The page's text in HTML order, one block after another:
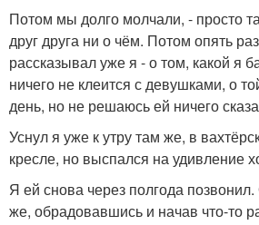
Потом мы долго молчали, - просто
друг друга ни о чём. Потом опять
рассказывал уже я - о том, какой я
ничего не клеится с девушками, о
день, но не решаюсь ей ничего
Уснул я уже к утру там же, в
кресле, но выспался на удивление
Я ей снова через полгода
же, обрадовавшись и начав что-то